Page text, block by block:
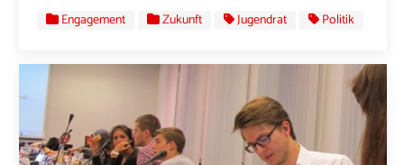
Engagement Zukunft Jugendrat Politik